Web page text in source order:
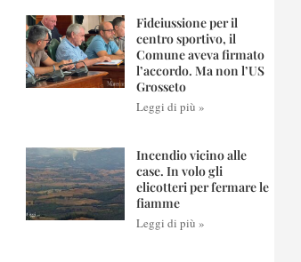
Fideiussione per il
centro sportivo, il
Comune aveva firmato
l’accordo. Ma non l’US
Grosseto
Leggi di più »
Incendio vicino alle
case. In volo gli
elicotteri per fermare le
fiamme
Leggi di più »